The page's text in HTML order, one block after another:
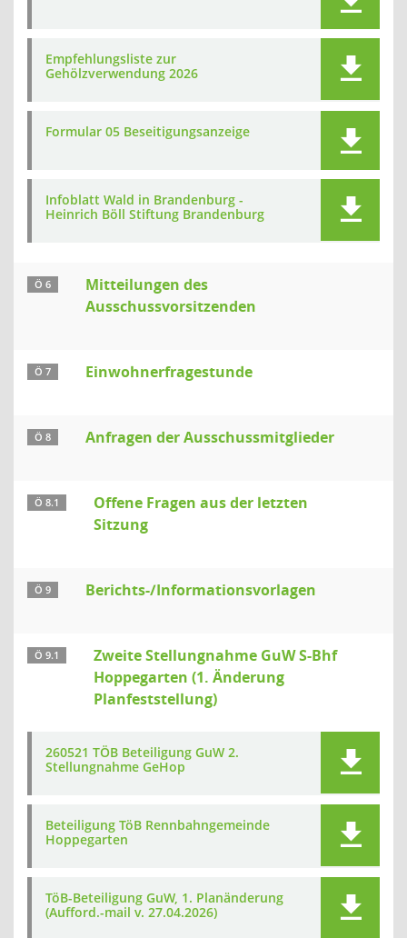
Empfehlungsliste zur
Gehölzverwendung 2026
Formular 05 Beseitigungsanzeige
Infoblatt Wald in Brandenburg -
Heinrich Böll Stiftung Brandenburg
Ö 6
Mitteilungen des
Ausschussvorsitzenden
Ö 7 Einwohnerfragestunde
Ö 8 Anfragen der Ausschussmitglieder
Ö 8.1
Offene Fragen aus der letzten
Sitzung
Ö 9 Berichts-/Informationsvorlagen
Ö 9.1
Zweite Stellungnahme GuW S-Bhf
Hoppegarten (1. Änderung
Planfeststellung)
260521 TÖB Beteiligung GuW 2.
Stellungnahme GeHop
Beteiligung TöB Rennbahngemeinde
Hoppegarten
TöB-Beteiligung GuW, 1. Planänderung
(Aufford.-mail v. 27.04.2026)